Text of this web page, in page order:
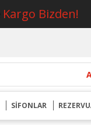
Kargo Bizden!
SİFONLAR